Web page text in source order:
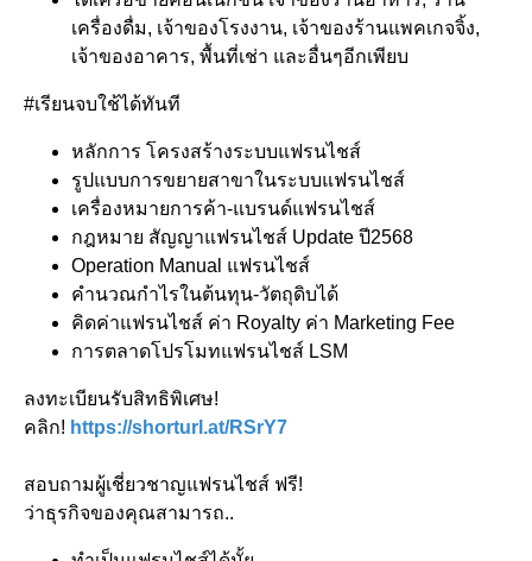
เครื่องดื่ม, เจ้าของโรงงาน, เจ้าของร้านแพคเกจจิ้ง,
เจ้าของอาคาร, พื้นที่เช่า และอื่นๆอีกเพียบ
#เรียนจบใช้ได้ทันที
หลักการ โครงสร้างระบบแฟรนไชส์
รูปแบบการขยายสาขาในระบบแฟรนไชส์
เครื่องหมายการค้า-แบรนด์แฟรนไชส์
กฎหมาย สัญญาแฟรนไชส์ Update ปี2568
Operation Manual แฟรนไชส์
คำนวณกำไรในต้นทุน-วัตถุดิบได้
คิดค่าแฟรนไชส์ ค่า Royalty ค่า Marketing Fee
การตลาดโปรโมทแฟรนไชส์ LSM
ลงทะเบียนรับสิทธิพิเศษ!
คลิก! https://shorturl.at/RSrY7
สอบถามผู้เชี่ยวชาญแฟรนไชส์ ฟรี!
ว่าธุรกิจของคุณสามารถ..